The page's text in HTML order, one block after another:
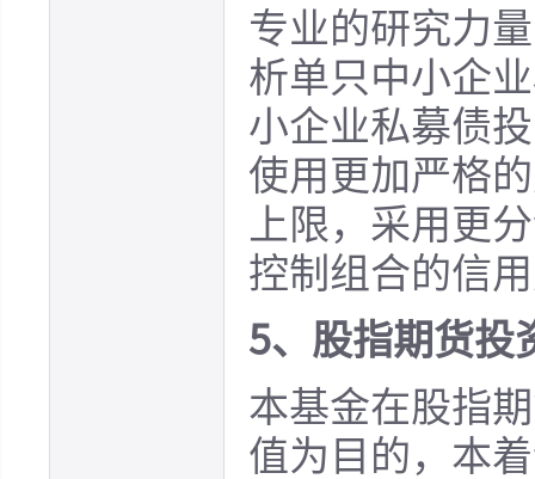
专业的研究力
析单只中小企
小企业私募债
使用更加严格
上限，采用更
控制组合的信
5、股指期货投
本基金在股指
值为目的，本